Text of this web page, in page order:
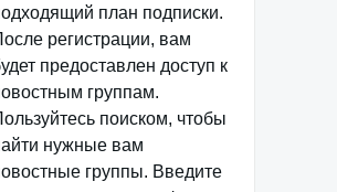
план подписки.
регистрации, вам
предоставлен доступ к
группам.
поиском, чтобы
нужные вам
группы. Введите